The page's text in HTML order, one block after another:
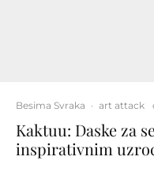
Besima Svraka · art attack
Kaktuu: Daske za
inspirativnim